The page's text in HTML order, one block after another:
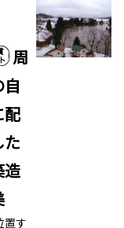
周
配
た
造
置す